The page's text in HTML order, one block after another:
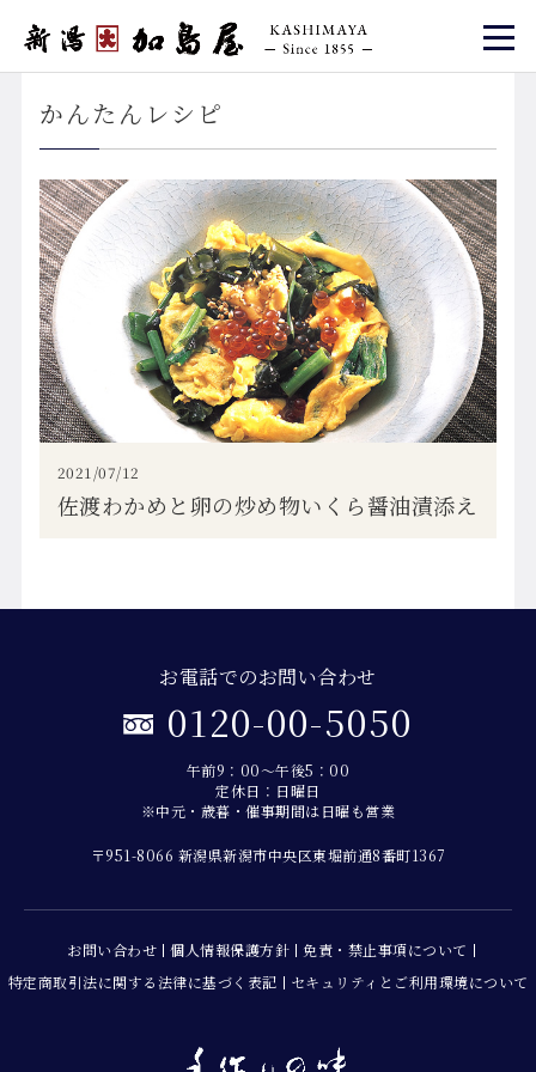
かんたんレシピ
2021/07/12
佐渡わかめと卵の炒め物いくら醤油漬添え
お電話でのお問い合わせ
0120-00-5050
午前9：00～午後5：00
定休日：日曜日
※中元・歳暮・催事期間は日曜も営業
〒951-8066 新潟県新潟市中央区東堀前通8番町1367
お問い合わせ 個人情報保護方針
免責・禁止事項について
特定商取引法に関する法律に基づく表記
セキュリティとご利用環境について